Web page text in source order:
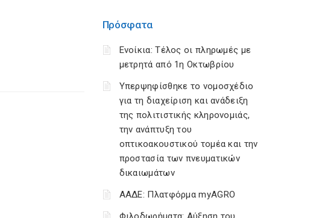
Πρόσφατα
Ενοίκια: Τέλος οι πληρωμές με
μετρητά από 1η Οκτωβρίου
Υπερψηφίσθηκε το νομοσχέδιο
για τη διαχείριση και ανάδειξη
της πολιτιστικής κληρονομιάς,
την ανάπτυξη του
οπτικοακουστικού τομέα και την
προστασία των πνευματικών
δικαιωμάτων
ΑΑΔΕ: Πλατφόρμα myAGRO